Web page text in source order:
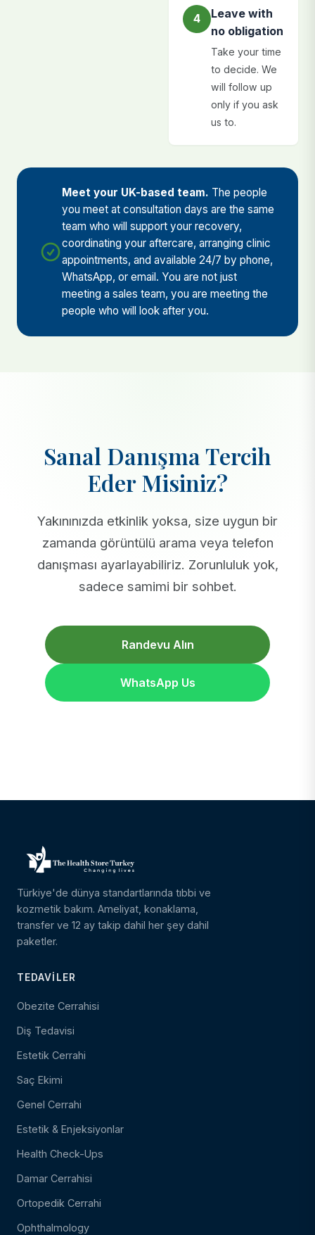
4
Leave with
no obligation
Take your time
to decide. We
will follow up
only if you ask
us to.
Meet your UK-based team. The people
you meet at consultation days are the same
team who will support your recovery,
coordinating your aftercare, arranging clinic
appointments, and available 24/7 by phone,
WhatsApp, or email. You are not just
meeting a sales team, you are meeting the
people who will look after you.
Sanal Danışma Tercih
Eder Misiniz?
Yakınınızda etkinlik yoksa, size uygun bir
zamanda görüntülü arama veya telefon
danışması ayarlayabiliriz. Zorunluluk yok,
sadece samimi bir sohbet.
Randevu Alın
WhatsApp Us
Türkiye'de dünya standartlarında tıbbi ve
kozmetik bakım. Ameliyat, konaklama,
transfer ve 12 ay takip dahil her şey dahil
paketler.
TEDAVILER
Obezite Cerrahisi
Diş Tedavisi
Estetik Cerrahi
Saç Ekimi
Genel Cerrahi
Estetik & Enjeksiyonlar
Health Check-Ups
Damar Cerrahisi
Ortopedik Cerrahi
Ophthalmology